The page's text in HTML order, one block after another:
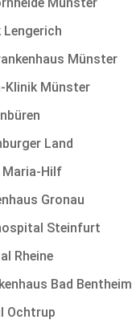
Lengerich
Münster
Klinik Münster
Land
Maria-Hilf
Gronau
Steinfurt
Rheine
Bad Bentheim
Ochtrup